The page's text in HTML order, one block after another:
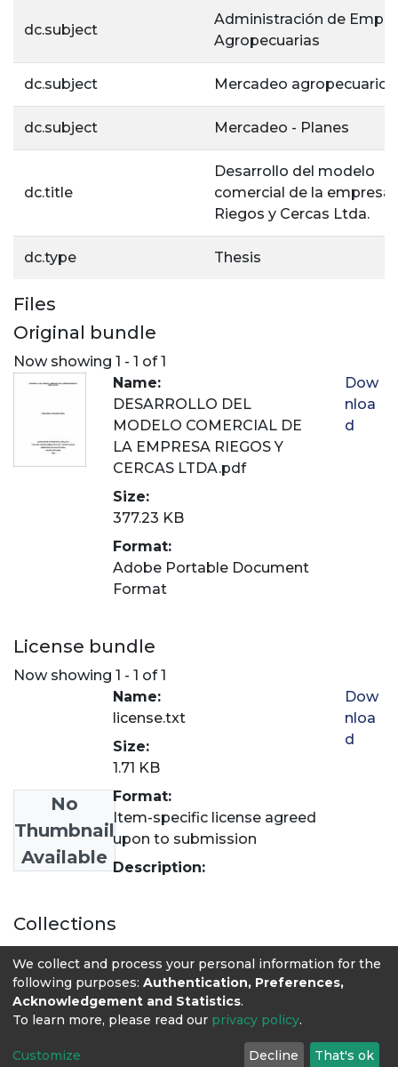
dc.subject
Administración de
Agropecuarias
dc.subject Mercadeo agropecuario
dc.subject Mercadeo - Planes
dc.title
Desarrollo del modelo
comercial de la empresa
Riegos y Cercas Ltda.
dc.type Thesis
Files
Original bundle
Now showing 1 - 1 of 1
Name:
DESARROLLO DEL
MODELO COMERCIAL DE
LA EMPRESA RIEGOS Y
CERCAS LTDA.pdf
Size:
377.23 KB
Format:
Adobe Portable Document
Format
Dow
nloa
d
License bundle
Now showing 1 - 1 of 1
No
Thumbnail
Available
Name:
license.txt
Size:
1.71 KB
Format:
Item-specific license agreed
upon to submission
Description:
Dow
nloa
d
Collections
Administración de Empresas Agropecuarias
We collect and process your personal information for the
following purposes: Authentication, Preferences,
Acknowledgement and Statistics.
To learn more, please read our privacy policy.
Customize Decline That's ok